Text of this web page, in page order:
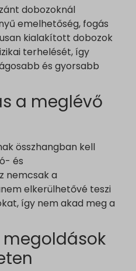
dobozoknál
emelhetőség, fogás
kialakított dobozok
terhelését, így
és gyorsabb
a meglévő
összhangban kell
és
nemcsak a
elkerülhetővé teszi
így nem akad meg a